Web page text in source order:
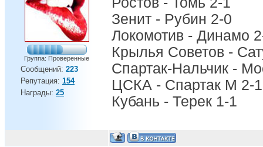
Группа: Проверенные
Сообщений: 223
Репутация: 154
Награды: 25
Зенит - Рубин 2-0
Локомотив - Динамо
Крылья Советов -
Спартак-Нальчик -
ЦСКА - Спартак М 2-1
Кубань - Терек 1-1